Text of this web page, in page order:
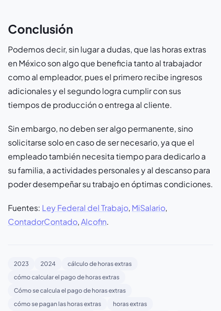
Conclusión
Podemos decir, sin lugar a dudas, que las horas extras
en México son algo que beneficia tanto al trabajador
como al empleador, pues el primero recibe ingresos
adicionales y el segundo logra cumplir con sus
tiempos de producción o entrega al cliente.
Sin embargo, no deben ser algo permanente, sino
solicitarse solo en caso de ser necesario, ya que el
empleado también necesita tiempo para dedicarlo a
su familia, a actividades personales y al descanso para
poder desempeñar su trabajo en óptimas condiciones.
Fuentes: Ley Federal del Trabajo, MiSalario,
ContadorContado,Alcofin.
2023 2024
cálculo de horas extras
cómo calcular el pago de horas extras
Cómo se calcula el pago de horas extras
cómo se pagan las horas extras
horas extras